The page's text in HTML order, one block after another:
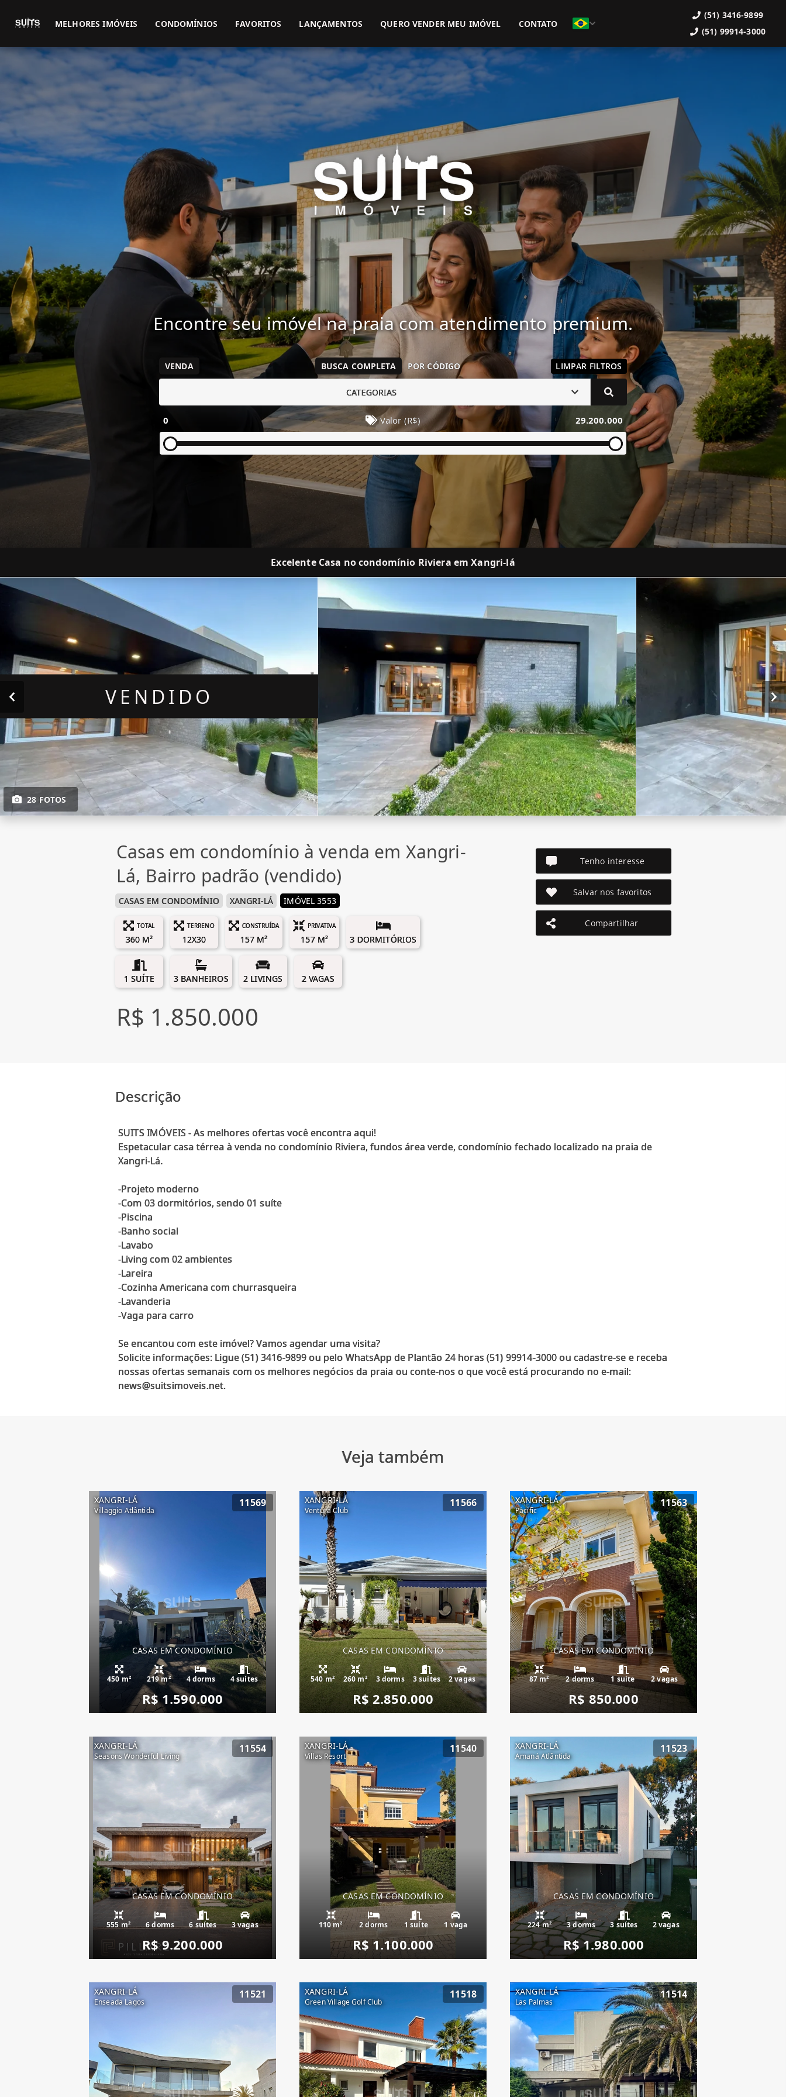
(51) 3416-9899 (51) 99914-3000
MELHORES IMÓVEIS CONDOMÍNIOS FAVORITOS LANÇAMENTOS QUERO VENDER MEU IMÓVEL CONTATO
(51) 3416-9899
(51) 99914-3000
Encontre seu imóvel na praia com atendimento premium.
VENDA BUSCA COMPLETA POR CÓDIGO LIMPAR FILTROS
CATEGORIAS
0 Valor (R$) 29.200.000
Excelente Casa no condomínio Riviera em Xangri-lá
28 FOTOS
VENDIDO
Casas em condomínio à venda em Xangri-
Lá, Bairro padrão (vendido)
CASAS EM CONDOMÍNIO XANGRI-LÁ IMÓVEL 3553
TOTAL
360 M²
TERRENO
12X30
CONSTRUÍDA
157 M²
PRIVATIVA
157 M² 3 DORMITÓRIOS
1 SUÍTE 3 BANHEIROS 2 LIVINGS 2 VAGAS
R$ 1.850.000
Tenho interesse
Salvar nos favoritos
Compartilhar
Descrição
SUITS IMÓVEIS - As melhores ofertas você encontra aqui!
Espetacular casa térrea à venda no condomínio Riviera, fundos área verde, condomínio fechado localizado na praia de
Xangri-Lá.
-Projeto moderno
-Com 03 dormitórios, sendo 01 suíte
-Piscina
-Banho social
-Lavabo
-Living com 02 ambientes
-Lareira
-Cozinha Americana com churrasqueira
-Lavanderia
-Vaga para carro
Se encantou com este imóvel? Vamos agendar uma visita?
Solicite informações: Ligue (51) 3416-9899 ou pelo WhatsApp de Plantão 24 horas (51) 99914-3000 ou cadastre-se e receba
nossas ofertas semanais com os melhores negócios da praia ou conte-nos o que você está procurando no e-mail:
Veja também
XANGRI-LÁ
Villaggio Atlântida
11569
CASAS EM CONDOMÍNIO
450 m² 219 m² 4 dorms 4 suítes
R$ 1.590.000
XANGRI-LÁ
Ventura Club
11566
CASAS EM CONDOMÍNIO
540 m² 260 m² 3 dorms 3 suítes 2 vagas
R$ 2.850.000
XANGRI-LÁ
Pacific
11563
CASAS EM CONDOMÍNIO
87 m² 2 dorms 1 suíte 2 vagas
R$ 850.000
XANGRI-LÁ
Seasons Wonderful Living
11554
CASAS EM CONDOMÍNIO
555 m² 6 dorms 6 suítes 3 vagas
R$ 9.200.000
XANGRI-LÁ
Villas Resort
11540
CASAS EM CONDOMÍNIO
110 m² 2 dorms 1 suíte 1 vaga
R$ 1.100.000
XANGRI-LÁ
Amaná Atlântida
11523
CASAS EM CONDOMÍNIO
224 m² 3 dorms 3 suítes 2 vagas
R$ 1.980.000
XANGRI-LÁ
Enseada Lagos
11521 XANGRI-LÁ
Green Village Golf Club
11518 XANGRI-LÁ
Las Palmas
11514